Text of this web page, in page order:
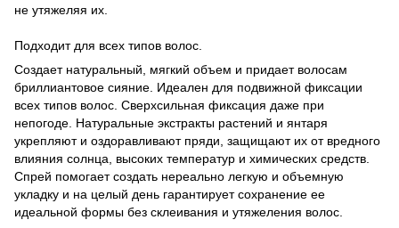
не утяжеляя их.
Подходит для всех типов волос.
Создает натуральный, мягкий объем и придает волосам
бриллиантовое сияние. Идеален для подвижной фиксации
всех типов волос. Сверхсильная фиксация даже при
непогоде. Натуральные экстракты растений и янтаря
укрепляют и оздоравливают пряди, защищают их от вредного
влияния солнца, высоких температур и химических средств.
Спрей помогает создать нереально легкую и объемную
укладку и на целый день гарантирует сохранение ее
идеальной формы без склеивания и утяжеления волос.